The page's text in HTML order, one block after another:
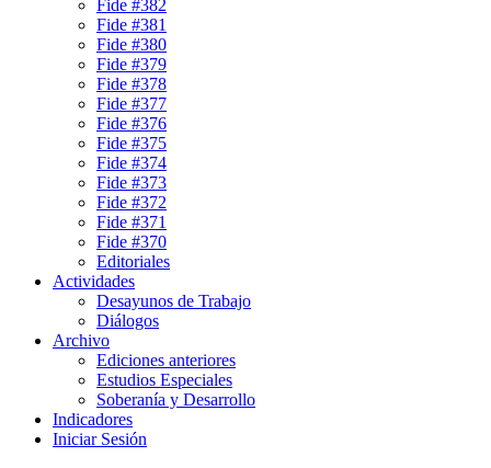
Fide #382
Fide #381
Fide #380
Fide #379
Fide #378
Fide #377
Fide #376
Fide #375
Fide #374
Fide #373
Fide #372
Fide #371
Fide #370
Editoriales
Actividades
Desayunos de Trabajo
Diálogos
Archivo
Ediciones anteriores
Estudios Especiales
Soberanía y Desarrollo
Indicadores
Iniciar Sesión